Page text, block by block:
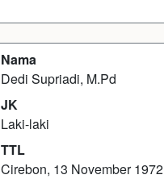
Nama
Dedi Supriadi, M.Pd
JK
Laki-laki
TTL
Cirebon, 13 November 1972